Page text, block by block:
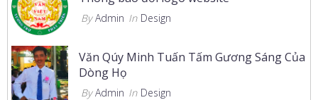
By Admin In Design
Văn Qúy Minh Tuấn Tấm Gương Sáng Của
Dòng Họ
By Admin In Design